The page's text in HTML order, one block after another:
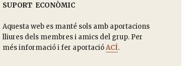
SUPORT ECONÒMIC
Aquesta web es manté sols amb aportacions
lliures dels membres i amics del grup. Per
més informació i fer aportacióACÍ.